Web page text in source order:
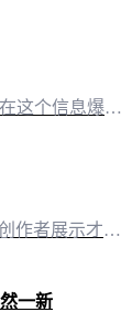
一、AI智能写作：颠覆传统，重塑内容创作格局在这个信息爆炸的时代，内容创作的重要性不言而喻。然而，传统的创作方式往往耗时费力，难以满足快速迭代的市场需求。如今，有了“有一云AI”，一切变得轻而易举。“有一云AI”凭借其强大的AI智能写作功能，能够迅速捕捉用户需求，生成高质量的文章。无论是公众号、头条号，还是小红书、百家号，甚至是知乎、企鹅号，都能轻松驾驭。它如同一位得力的助手，为自媒体创作者提供
在数字化时代，微信公众号已经成为众多自媒体创作者展示才华、传递信息的平台。然而，在众多内容中脱颖而出，美化的力量不可或缺。今天，就让我们一同探索如何利用“有一云AI”这款创新型AI智能写作+排版软件，将微信公众号的内容美化至艺术与科学的完美结合。 二、标题与内容：AI的巧思标题是吸引读者点击的“门面”，内容则是传达核心价值的“灵魂”。在“有一云AI”的辅助下，自媒体创作者可以轻松打造引人入胜的标题
一新